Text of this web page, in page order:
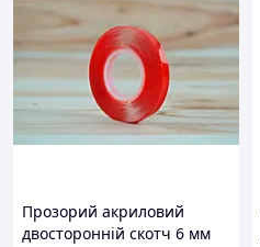
Прозорий акриловий
двосторонній скотч 6 мм